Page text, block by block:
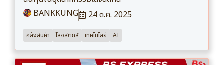
BANKKUNG
24 ต.ค. 2025
คลังสินค้า โลจิสติกส์ เทคโนโลยี AI